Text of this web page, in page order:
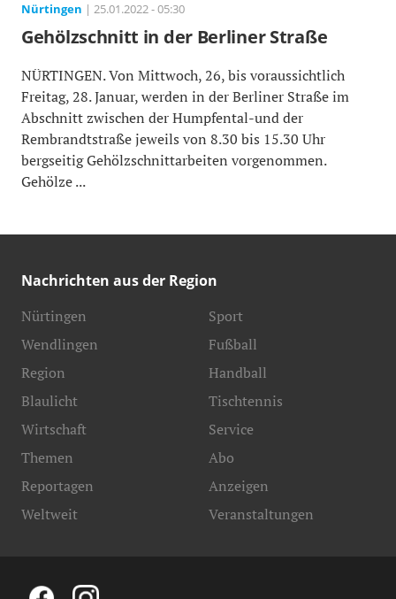
Nürtingen | 25.01.2022 - 05:30
Gehölzschnitt in der Berliner Straße
NÜRTINGEN. Von Mittwoch, 26, bis voraussichtlich
Freitag, 28. Januar, werden in der Berliner Straße im
Abschnitt zwischen der Humpfental-und der
Rembrandtstraße jeweils von 8.30 bis 15.30 Uhr
bergseitig Gehölzschnittarbeiten vorgenommen.
Gehölze ...
Nachrichten aus der Region
Nürtingen
Wendlingen
Region
Blaulicht
Sport
Fußball
Handball
Tischtennis
Wirtschaft
Themen
Reportagen
Weltweit
Service
Abo
Anzeigen
Veranstaltungen